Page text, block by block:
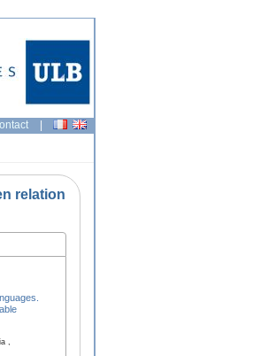
|
relation
,